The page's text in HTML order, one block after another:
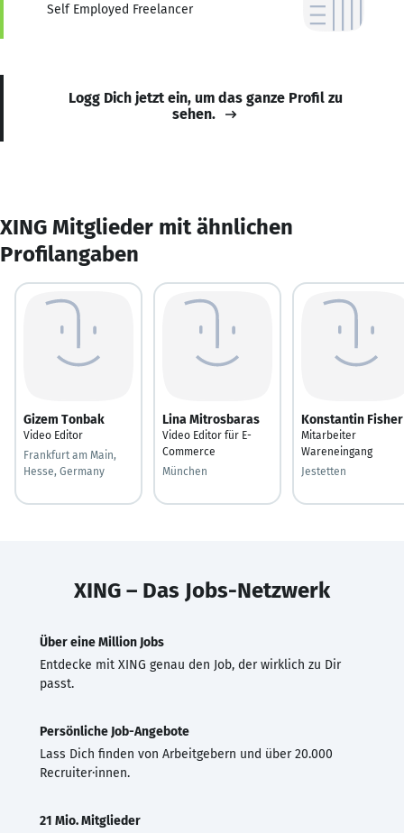
Self Employed Freelancer
Logg Dich jetzt ein, um das ganze Profil zu
sehen.
XING Mitglieder mit ähnlichen
Profilangaben
Gizem Tonbak
Video Editor
Frankfurt am Main,
Hesse, Germany
Lina Mitrosbaras
Video Editor für E-
Commerce
München
Konstantin Fisher
Mitarbeiter
Wareneingang
Jestetten
XING – Das Jobs-Netzwerk
Über eine Million Jobs
Entdecke mit XING genau den Job, der wirklich zu Dir
passt.
Persönliche Job-Angebote
Lass Dich finden von Arbeitgebern und über 20.000
Recruiter·innen.
21 Mio. Mitglieder